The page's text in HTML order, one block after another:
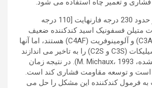
و تعمیر چاه استفاده می شود.
در دماهای بالاتر از حدود 230 درجه فارنهایت [110 درجه
متیلن فسفونیک اسید کندکننده ضعیف
فازهای آلومینات (C3A) و آلومینوفریت (C4AF) هستند، اما آنها
به شدت فازهای سیلیکات (C3S و C2S) را به تاخیر می اندازند
(داده های منتشر نشده، M. Michaux، 1993). در نتیجه زمان
و توسعه مقاومت فشاری کند است.
به فرمول کندکننده این مشکل را حل می